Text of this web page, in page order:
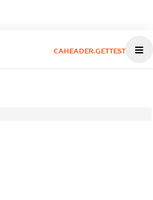
CAHEADER.GETTEST